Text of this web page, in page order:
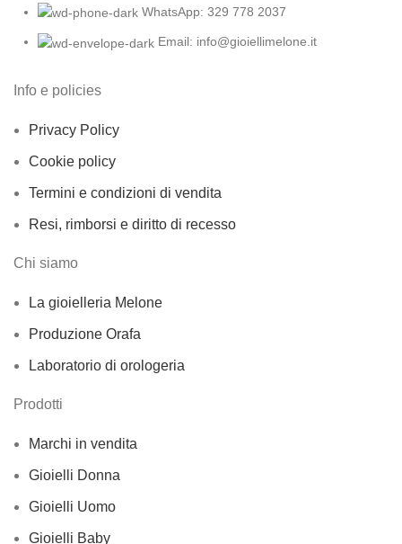
WhatsApp: 329 778 2037
Email: info@gioiellimelone.it
Info e policies
Privacy Policy
Cookie policy
Termini e condizioni di vendita
Resi, rimborsi e diritto di recesso
Chi siamo
La gioielleria Melone
Produzione Orafa
Laboratorio di orologeria
Prodotti
Marchi in vendita
Gioielli Donna
Gioielli Uomo
Gioielli Baby